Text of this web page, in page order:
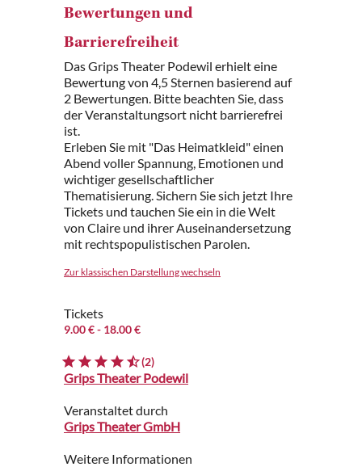
Bewertungen und
Barrierefreiheit
Das Grips Theater Podewil erhielt eine
Bewertung von 4,5 Sternen basierend auf
2 Bewertungen. Bitte beachten Sie, dass
der Veranstaltungsort nicht barrierefrei
ist.
Erleben Sie mit "Das Heimatkleid" einen
Abend voller Spannung, Emotionen und
wichtiger gesellschaftlicher
Thematisierung. Sichern Sie sich jetzt Ihre
Tickets und tauchen Sie ein in die Welt
von Claire und ihrer Auseinandersetzung
mit rechtspopulistischen Parolen.
Zur klassischen Darstellung wechseln
Tickets
9.00 €- 18.00 €
(2)
Grips Theater Podewil
Veranstaltet durch
Grips Theater GmbH
Weitere Informationen